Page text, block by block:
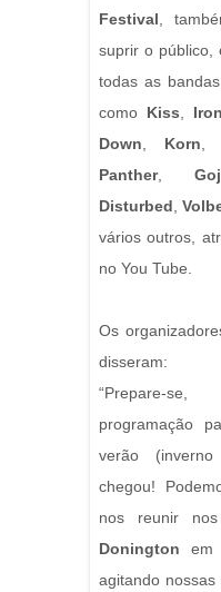
Festival ,
suprir o público,
todas as
como Kiss
Down
Korn
Panther,
Disturbed ,
vários outros,
no You Tube.
Os
disseram:
“Prepare-
programação
verão
chegou!
nos reunir
Donington em
agitando